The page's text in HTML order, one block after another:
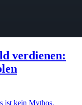
verdienen:
ist kein Mythos,